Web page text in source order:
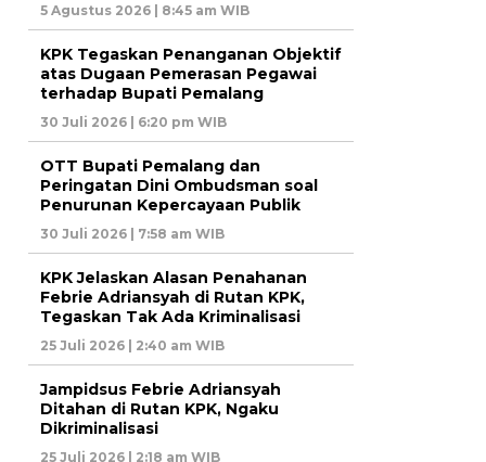
5 Agustus 2026 | 8:45 am WIB
KPK Tegaskan Penanganan Objektif
atas Dugaan Pemerasan Pegawai
terhadap Bupati Pemalang
30 Juli 2026 | 6:20 pm WIB
OTT Bupati Pemalang dan
Peringatan Dini Ombudsman soal
Penurunan Kepercayaan Publik
30 Juli 2026 | 7:58 am WIB
KPK Jelaskan Alasan Penahanan
Febrie Adriansyah di Rutan KPK,
Tegaskan Tak Ada Kriminalisasi
25 Juli 2026 | 2:40 am WIB
Jampidsus Febrie Adriansyah
Ditahan di Rutan KPK, Ngaku
Dikriminalisasi
25 Juli 2026 | 2:18 am WIB